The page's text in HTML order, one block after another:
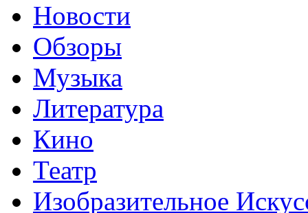
Новости
Обзоры
Музыка
Литература
Кино
Театр
Изобразительное